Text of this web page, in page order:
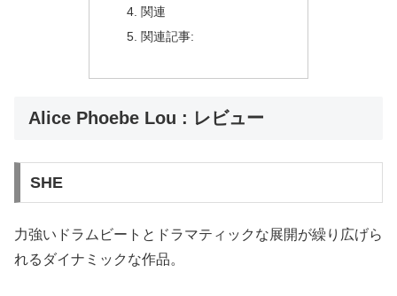
関連
関連記事:
Alice Phoebe Lou : レビュー
SHE
力強いドラムビートとドラマティックな展開が繰り広げら
れるダイナミックな作品。